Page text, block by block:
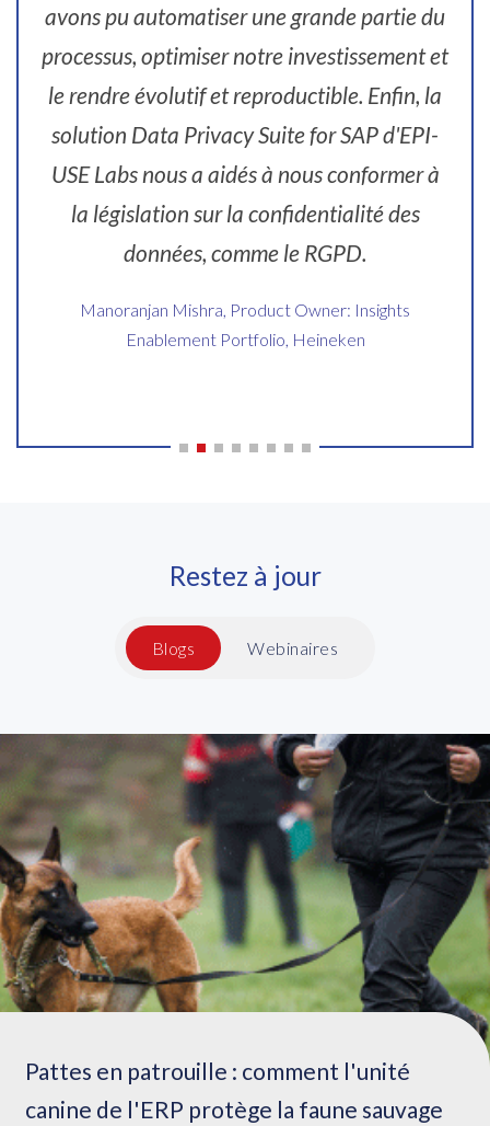
avons pu automatiser une grande partie du
processus, optimiser notre investissement et
le rendre évolutif et reproductible. Enfin, la
solution Data Privacy Suite for SAP d'EPI-
USE Labs nous a aidés à nous conformer à
la législation sur la confidentialité des
données, comme le RGPD.
Manoranjan Mishra, Product Owner: Insights
Enablement Portfolio, Heineken
Restez à jour
Blogs Webinaires
Pattes en patrouille : comment l'unité
canine de l'ERP protège la faune sauvage